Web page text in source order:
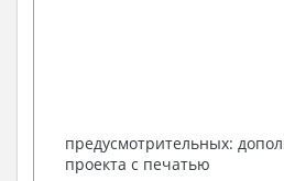
предусмотрительных:
проекта с печатью